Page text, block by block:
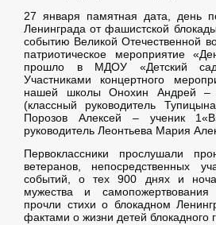
27 января памятная дата, день
Ленинграда от фашистской
событию Великой Отечественной
патриотическое мероприятие
прошло в МДОУ «Детский
Участниками концертного
нашей школы Онохин Андрей –
(классный руководитель
Порозов Алексей – ученик
руководитель Леонтьева Мария
Первоклассники прослушали
ветеранов, непосредственных
событий, о тех 900 днях и
мужества и самопожертвования
прочли стихи о блокадном
фактами о жизни детей блокадного